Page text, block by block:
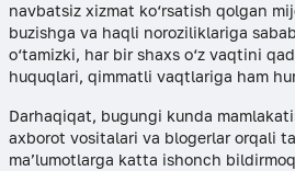
navbatsiz xizmat ko‘rsatish qolgan
buzishga va haqli noroziliklariga
o‘tamizki, har bir shaxs o‘z vaqtini
huquqlari, qimmatli vaqtlariga ham
Darhaqiqat, bugungi kunda
axborot vositalari va blogerlar orqali
ma’lumotlarga katta ishonch